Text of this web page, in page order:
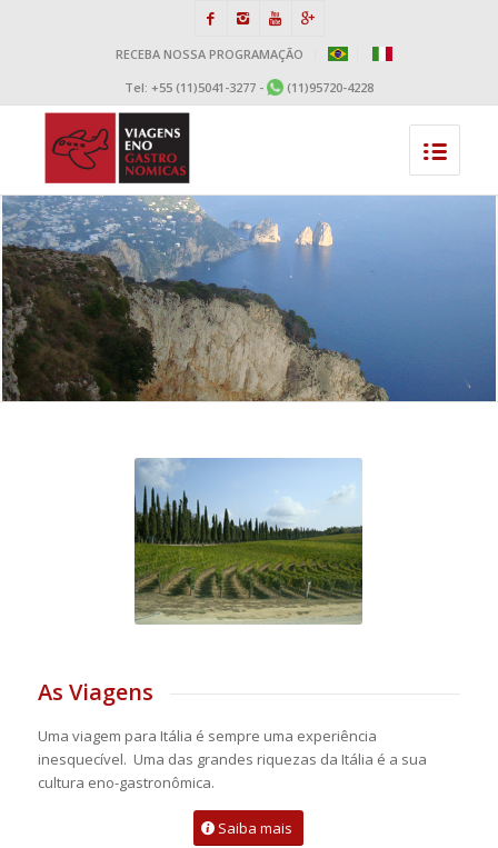
RECEBA NOSSA PROGRAMAÇÃO BR
Tel: +55 (11)5041-3277 -
(11)95720-4228
As Viagens
Uma viagem para Itália é sempre uma experiência
inesquecível. Uma das grandes riquezas da Itália é a sua
cultura eno-gastronômica.
Saiba mais